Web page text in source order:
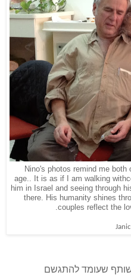
Nino's photos remind me
age.. It is as if I am walking with
him in Israel and seeing through
there. His humanity shines
couples reflect the
שעומד להתגשם